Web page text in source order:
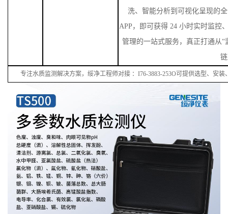
洗、智能分析到可视化呈现的
APP，即可获得 24 小时实时监控
管理的一站式服务，真正打通从“
专注水质监测解决方案，绥净工程师对接 ：I76-3883-253O可提供选型、安装